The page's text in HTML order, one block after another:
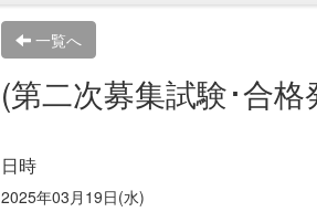
一覧へ
(第二次募集試験･合格
日時
2025年03月19日(水)